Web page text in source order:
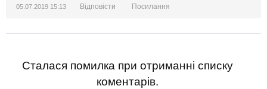
05.07.2019 15:13 Відповісти Посилання
Сталася помилка при отриманні списку
коментарів.